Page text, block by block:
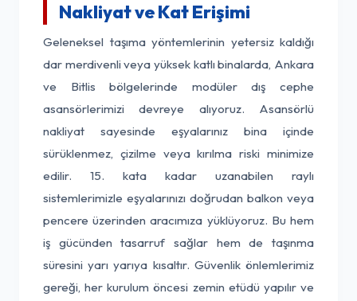
Nakliyat ve Kat Erişimi
Geleneksel taşıma yöntemlerinin yetersiz kaldığı
dar merdivenli veya yüksek katlı binalarda, Ankara
ve Bitlis bölgelerinde modüler dış cephe
asansörlerimizi devreye alıyoruz. Asansörlü
nakliyat sayesinde eşyalarınız bina içinde
sürüklenmez, çizilme veya kırılma riski minimize
edilir. 15. kata kadar uzanabilen raylı
sistemlerimizle eşyalarınızı doğrudan balkon veya
pencere üzerinden aracımıza yüklüyoruz. Bu hem
iş gücünden tasarruf sağlar hem de taşınma
süresini yarı yarıya kısaltır. Güvenlik önlemlerimiz
gereği, her kurulum öncesi zemin etüdü yapılır ve